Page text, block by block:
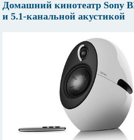
Домашний кинотеатр Sony
и 5.1-канальной акустикой